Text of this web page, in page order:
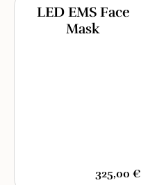
LED EMS Face
Mask
325,00 €